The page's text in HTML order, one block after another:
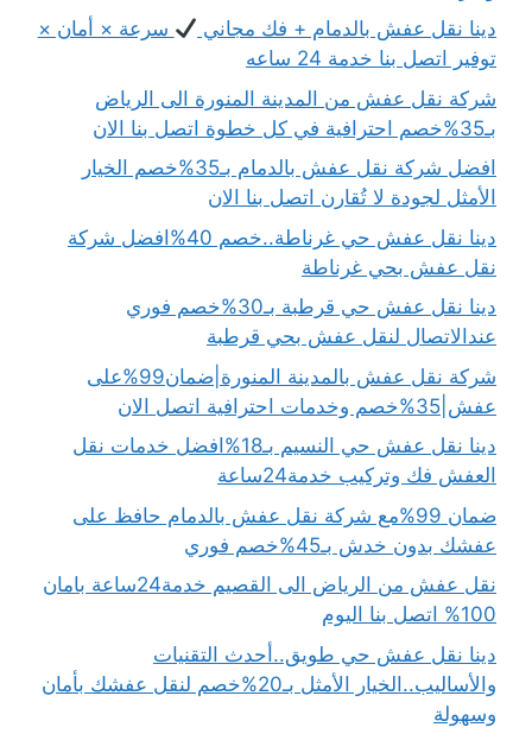
دينا نقل عفش بالدمام + فك مجاني
سرعة × أمان ×
توفير اتصل بنا خدمة 24 ساعه
شركة نقل عفش من المدينة المنورة الى الرياض
بـ35%خصم احترافية في كل خطوة اتصل بنا الان
افضل شركة نقل عفش بالدمام بـ35%خصم الخيار
الأمثل لجودة لا تُقارن اتصل بنا الان
دينا نقل عفش حي غرناطة..خصم 40%افضل شركة
نقل عفش بحي غرناطة
دينا نقل عفش حي قرطبة بـ30%خصم فوري
عندالاتصال لنقل عفش بحي قرطبة
شركة نقل عفش بالمدينة المنورة|ضمان99%على
عفش|35%خصم وخدمات احترافية اتصل الان
دينا نقل عفش حي النسيم بـ18%افضل خدمات نقل
العفش فك وتركيب خدمة24ساعة
ضمان 99%مع شركة نقل عفش بالدمام حافظ على
عفشك بدون خدش بـ45%خصم فوري
نقل عفش من الرياض الى القصيم خدمة24ساعة بامان
100% اتصل بنا اليوم
دينا نقل عفش حي طويق..أحدث التقنيات
والأساليب..الخيار الأمثل بـ20%خصم لنقل عفشك بأمان
وسهولة